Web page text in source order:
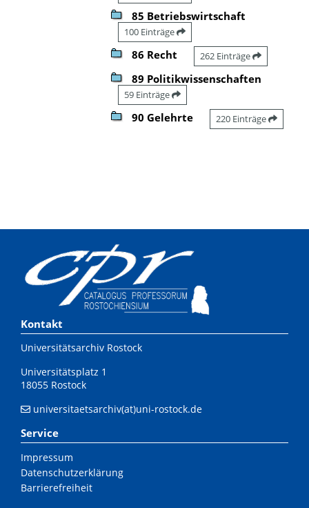
85 Betriebswirtschaft
100 Einträge
86 Recht 262 Einträge
89 Politikwissenschaften
59 Einträge
90 Gelehrte 220 Einträge
Kontakt
Universitätsarchiv Rostock
Universitätsplatz 1
18055 Rostock
universitaetsarchiv(at)uni-rostock.de
Service
Impressum
Datenschutzerklärung
Barrierefreiheit